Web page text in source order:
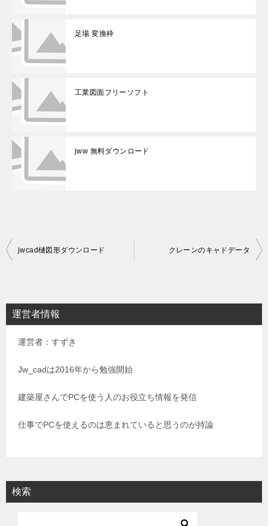
足場 変換枠
工業図面フリーソフト
jww 無料ダウンロード
投
ビ
ゲ
jwcad樋図形ダウンロード クレーンのキャドデータ
運営者情報
運営者：すずき
Jw_cadは2016年から勉強開始
建築屋さんでPCを使う人のお役立ち情報を発信
仕事でPCを使えるのは恵まれていると思うのが持論
検索